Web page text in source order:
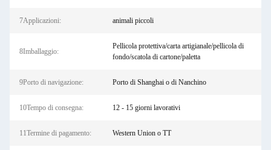
7Applicazioni: animali piccoli
8Imballaggio:
Pellicola protettiva/carta artigianale/pellicola di
fondo/scatola di cartone/paletta
9Porto di navigazione: Porto di Shanghai o di Nanchino
10Tempo di consegna: 12 - 15 giorni lavorativi
11Termine di pagamento: Western Union o TT